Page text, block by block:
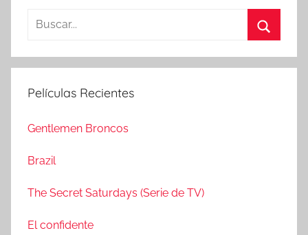
s
a
:
u
Películas Recientes
Gentlemen Broncos
Brazil
The Secret Saturdays (Serie de TV)
El confidente